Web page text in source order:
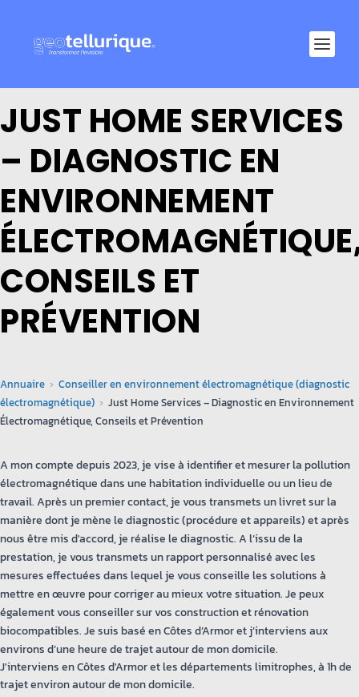
JUST HOME SERVICES
– DIAGNOSTIC EN
ENVIRONNEMENT
CONSEILS ET
PRÉVENTION
Annuaire
Conseiller en environnement électromagnétique (diagnostic
électromagnétique)
Just Home Services – Diagnostic en Environnement
Électromagnétique, Conseils et Prévention
A mon compte depuis 2023, je vise à identifier et mesurer la pollution
électromagnétique dans une habitation individuelle ou un lieu de
travail. Après un premier contact, je vous transmets un livret sur la
manière dont je mène le diagnostic (procédure et appareils) et après
nous être mis d'accord, je réalise le diagnostic. A l’issu de la
prestation, je vous transmets un rapport personnalisé avec les
mesures effectuées dans lequel je vous conseille les solutions à
mettre en œuvre pour corriger au mieux votre situation. Je peux
également vous conseiller sur vos construction et rénovation
biocompatibles. Je suis basé en Côtes d’Armor et j’interviens aux
environs d’une heure de trajet autour de mon domicile.
J'interviens en Côtes d'Armor et les départements limitrophes, à 1h de
trajet environ autour de mon domicile.